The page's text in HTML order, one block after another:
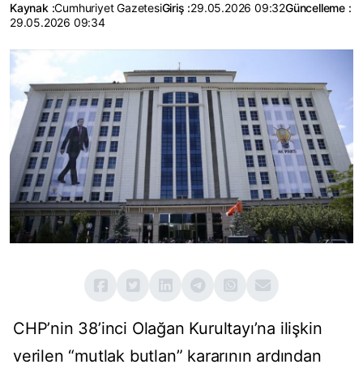
Kaynak :Cumhuriyet GazetesiGiriş :29.05.2026 09:32Güncelleme :
29.05.2026 09:34
CHP’nin 38’inci Olağan Kurultayı’na ilişkin
verilen “mutlak butlan” kararının ardından